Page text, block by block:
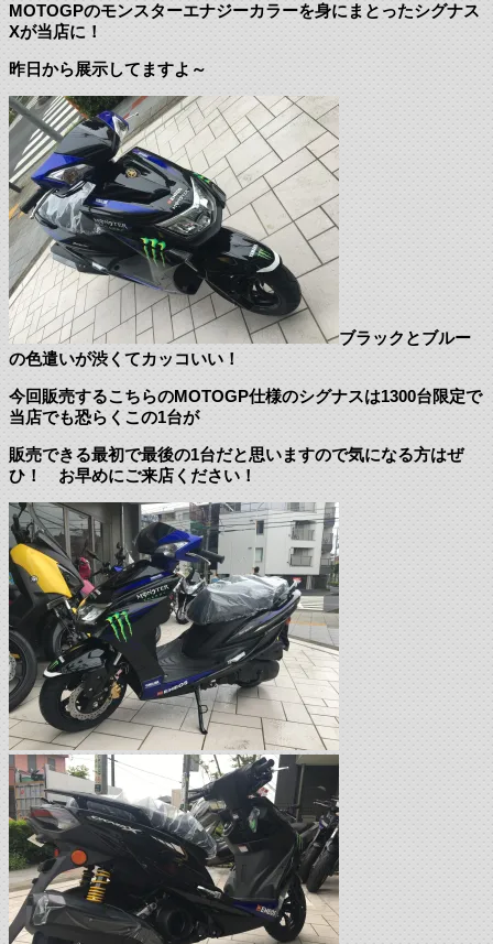
MOTOGPのモンスターエナジーカラーを身にまとったシグナス
Xが当店に！
昨日から展示してますよ～
ブラックとブルー
の色遣いが渋くてカッコいい！
今回販売するこちらのMOTOGP仕様のシグナスは1300台限定で
当店でも恐らくこの1台が
販売できる最初で最後の1台だと思いますので気になる方はぜ
ひ！ お早めにご来店ください！